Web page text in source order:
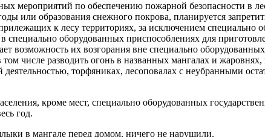
мероприятий по обеспечению пожарной безопасности в
или образования снежного покрова, планируется
к лесу территориях, за исключением специально
специально оборудованных приспособлениях для
их возгорания вне специально
числе разводить огонь в названных мангалах и
торфяниках, лесоповалах с неубранными
кроме мест, специально оборудованных
год.
в мангале перед домом, ничего не нарушили.